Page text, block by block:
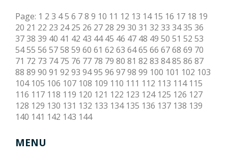
Page: 1 2 3 45 6 78 9 10 11 12 13 14 15 16 17 18 19
20 21 22 23 24 25 26 27 28 29 30 31 32 33 3435 36
3738 39 40 41 42 43 44 45 46 47 48 49 50 51 52 53
5455 56 5758 59 60 61 62 63 6465 66 6768 69 70
71 72 73 74 75 76 77 78 79 80 81 82 83 8485 86 87
88 89 90 91 92 93 9495 96 9798 99 100 101 102 103
104 105 106 107 108 109 110 111 112 113 114 115
116 117 118 119 120 121 122 123 124 125 126 127
128 129 130 131 132 133 134 135 136 137 138 139
140 141 142 143 144
MENU